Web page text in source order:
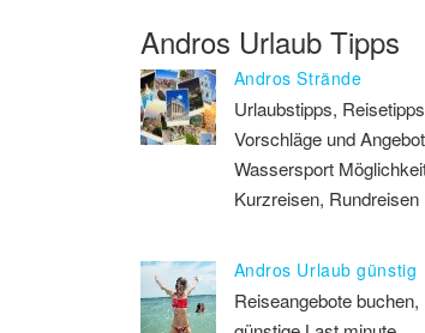
Andros Urlaub Tipps
Andros Strände
Urlaubstipps,
Vorschläge und
Wassersport
Kurzreisen, Rundreisen
Andros Urlaub günstig
Reiseangebote buchen,